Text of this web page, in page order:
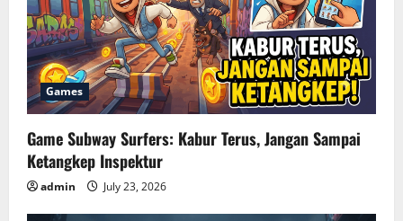
Games
Game Subway Surfers: Kabur Terus, Jangan Sampai
Ketangkep Inspektur
admin July 23, 2026